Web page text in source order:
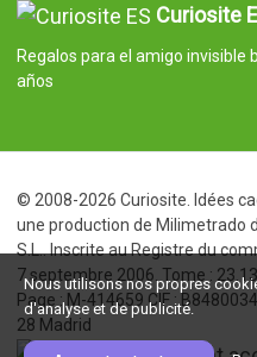
Curiosite
Regalos para el amigo
años
© 2008-2026 Curiosite. Idées
une production de Milimetrado
S.L.. Inscrite au Registre du
7 septembre 2006. Tome :
Page : M-414659 CIF :
28 Madrid
Nous utilisons nos propres
d'analyse et de publicité.